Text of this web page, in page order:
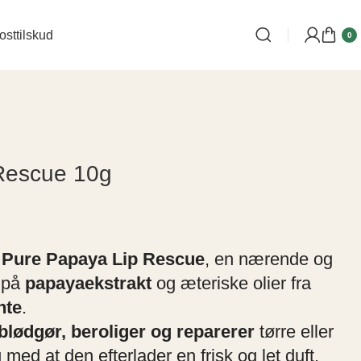
0
10g
Pure Papaya Lip Rescue, en nærende og
papayaekstraktog æteriske olier fra
.
beroliger og reparerertørre eller
at den efterlader en frisk og let duft.